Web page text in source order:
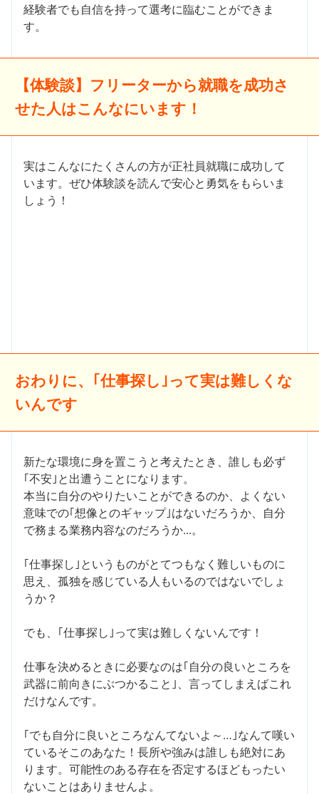
経験者でも自信を持って選考に臨むことができま
す。
【体験談】フリーターから就職を成功さ
せた人はこんなにいます！
実はこんなにたくさんの方が正社員就職に成功して
います。ぜひ体験談を読んで安心と勇気をもらいま
しょう！
おわりに、｢仕事探し｣って実は難しくな
いんです
新たな環境に身を置こうと考えたとき、誰しも必ず
｢不安｣と出遭うことになります。
本当に自分のやりたいことができるのか、よくない
意味での｢想像とのギャップ｣はないだろうか、自分
で務まる業務内容なのだろうか...。
｢仕事探し｣というものがとてつもなく難しいものに
思え、孤独を感じている人もいるのではないでしょ
うか？
でも、｢仕事探し｣って実は難しくないんです！
仕事を決めるときに必要なのは｢自分の良いところを
武器に前向きにぶつかること｣、言ってしまえばこれ
だけなんです。
｢でも自分に良いところなんてないよ～…｣なんて嘆い
ているそこのあなた！長所や強みは誰しも絶対にあ
ります。可能性のある存在を否定するほどもったい
ないことはありませんよ。